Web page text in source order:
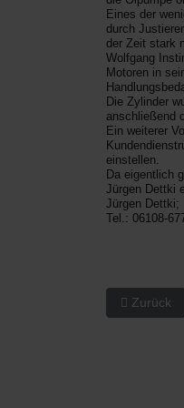
Eines der
durch
der Zeit stark
Wolfgang
Motoren in
Die Zylinder
anschließend
Ein weiterer
einstellen.
Da eigentlich
Jürgen Dettki
Jürgen Dettki;
Tel.: 06108-
Vorheriger
Zurück